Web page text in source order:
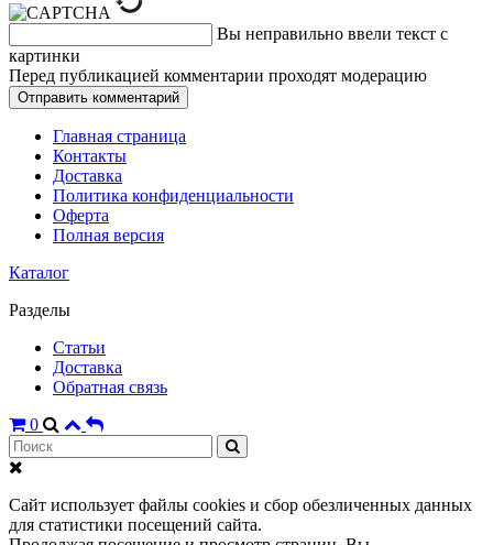
Вы неправильно ввели текст с
картинки
Перед публикацией комментарии проходят модерацию
Главная страница
Контакты
Доставка
Политика конфиденциальности
Оферта
Полная версия
Каталог
Разделы
Статьи
Доставка
Обратная связь
0
Сайт использует файлы cookies и сбор обезличенных данных
для статистики посещений сайта.